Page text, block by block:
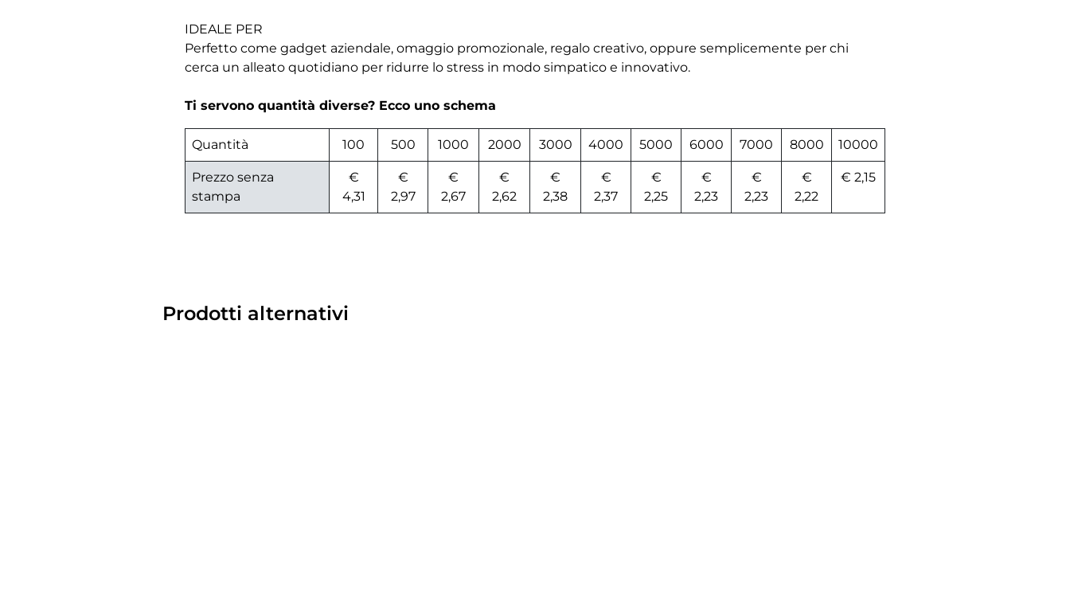
IDEALE PER
Perfetto come gadget aziendale, omaggio promozionale, regalo creativo, oppure semplicemente per chi
cerca un alleato quotidiano per ridurre lo stress in modo simpatico e innovativo.
Ti servono quantità diverse? Ecco uno schema
Quantità 100 500 1000 2000 3000 4000 5000 6000 7000 8000 10000
Prezzo senza
stampa
€
4,31
€
2,97
€
2,67
€
2,62
€
2,38
€
2,37
€
2,25
€
2,23
€
2,23
€
2,22
€ 2,15
Prodotti alternativi